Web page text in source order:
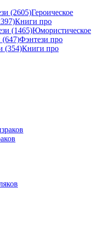
(2605)Героическое
Книги про
(1465)Юмористическое
(647)Фэнтези про
(354)Книги про